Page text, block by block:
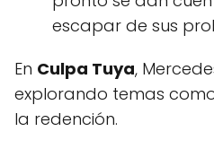
escapar de sus
En Culpa Tuya,
explorando temas
la redención.